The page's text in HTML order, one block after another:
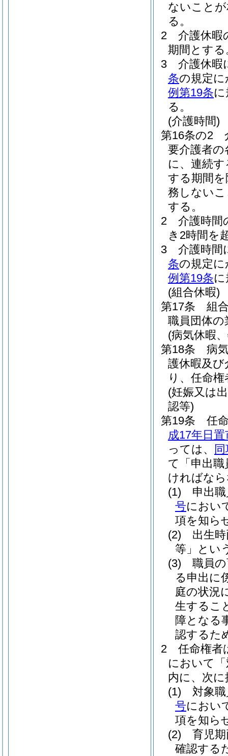
ないこと
る。
2
介護休暇
期間とする
3
介護休暇
条の規定
例第19条
る。
(介護時間)
第16条の2
要介護者
に、連続
する期間
務しない
する。
2
介護時間
き2時間を
3
介護時間
条の規定
例第19条
(組合休暇)
第17条
組
職員団体
(病気休暇
第18条
病
護休暇及
り、任命
(妊娠又は
認等)
第19条
任
成17年日
っては、
て「申出
ければな
(1)
申出
号におい
項を知ら
(2)
出生
等」とい
(3)
職員
る申出に
庭の状況
生するこ
障となる
認するた
2
任命権者
において
内に、次
(1)
対象
号におい
項を知ら
(2)
育児
確認する